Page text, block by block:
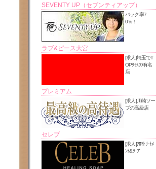
SEVENTY UP（セブンティアップ）
バック率7
0％！
ラブ&ピース大宮
[求人]埼玉でT
OPｸﾗｽの有名
店
プレミアム
[求人]川崎ソー
プの高級店
セレブ
[求人]ｱﾛﾏﾄﾘｰﾄﾒ
ﾝﾄ&ｿｰﾌﾟ